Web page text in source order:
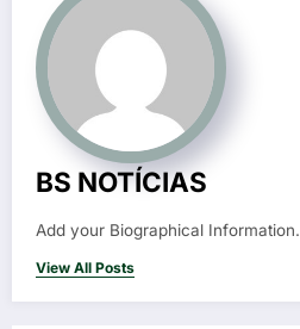
BS NOTÍCIAS
Add your Biographical Information.
View All Posts